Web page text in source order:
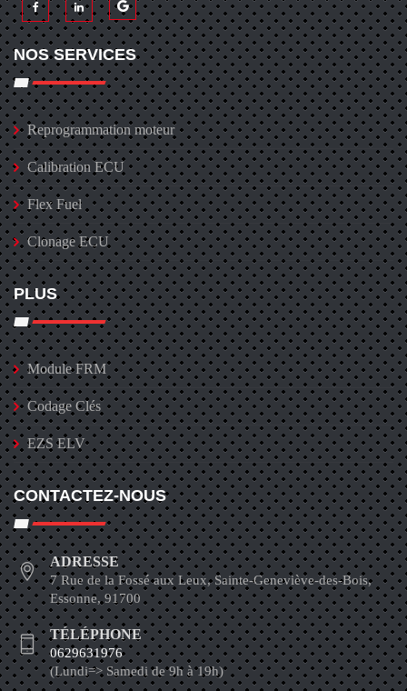
NOS SERVICES
Reprogrammation moteur
Calibration ECU
Flex Fuel
Clonage ECU
PLUS
Module FRM
Codage Clés
EZS ELV
CONTACTEZ-NOUS
ADRESSE
7 Rue de la Fossé aux Leux, Sainte-Geneviève-des-Bois,
Essonne, 91700
TÉLÉPHONE
0629631976
(Lundi=> Samedi de 9h à 19h)